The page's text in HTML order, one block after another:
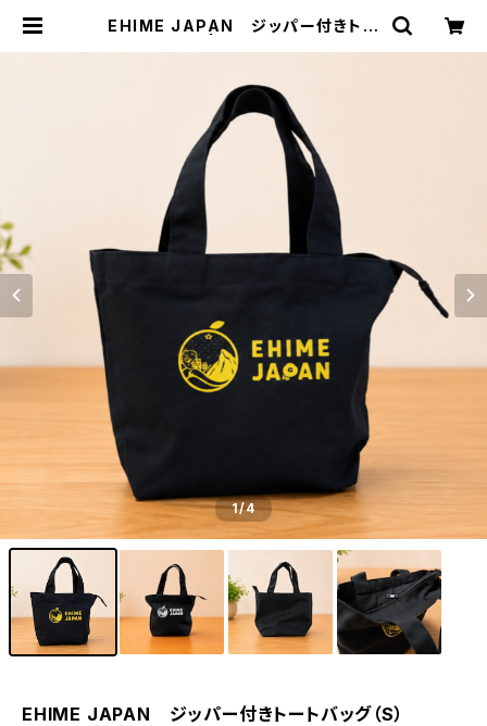
EHIME JAPAN ジッパー付きトー
1/4
EHIME JAPAN ジッパー付きトートバッグ（S）